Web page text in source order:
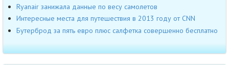
Ryanair занижала данные по весу самолетов
Интересные места для путешествия в 2013 году от CNN
Бутерброд за пять евро плюс салфетка совершенно бесплатно